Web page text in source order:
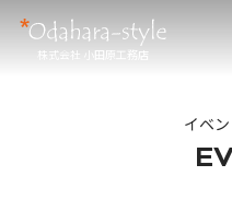
株式会社 小田原工務店
イベ